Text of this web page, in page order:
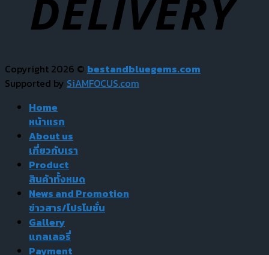
Copyright 2026 © bestandbluegems.com
Supported by SiAMFOCUS.com
Home
หน้าแรก
About us
เกี่ยวกับเรา
Product
สินค้าทั้งหมด
News and Promotion
ข่าวสาร/โปรโมชั่น
Gallery
แกลเลอรี่
Payment